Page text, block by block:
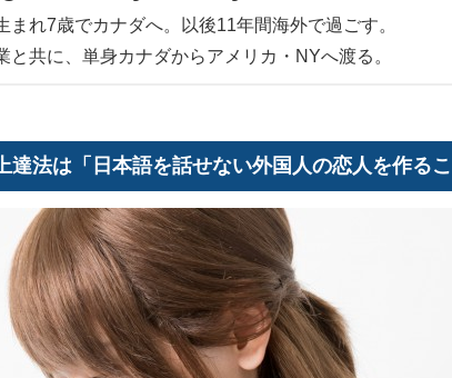
まれ7歳でカナダへ。以後11年間海外で過ごす。
と共に、単身カナダからアメリカ・NYへ渡る。
達法は「日本語を話せない外国人の恋人を作るこ